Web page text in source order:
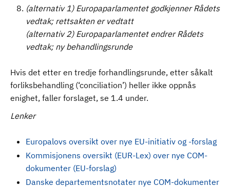
(alternativ 1) Europaparlamentet godkjenner Rådets
vedtak; rettsakten er vedtatt
(alternativ 2) Europaparlamentet endrer Rådets
vedtak; ny behandlingsrunde
Hvis det etter en tredje forhandlingsrunde, etter såkalt
forliksbehandling (‘conciliation’) heller ikke oppnås
enighet, faller forslaget, se 1.4 under.
Lenker
Europalovs oversikt over nye EU-initiativ og -forslag
Kommisjonens oversikt (EUR-Lex) over nye COM-
dokumenter (EU-forslag)
Danske departementsnotater nye COM-dokumenter